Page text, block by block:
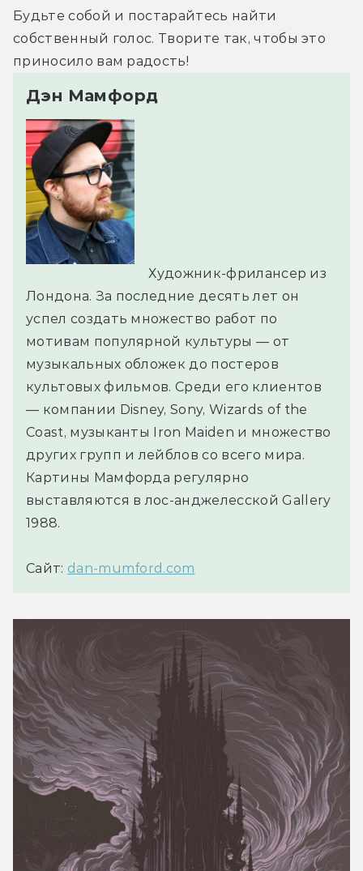
Будьте собой и постарайтесь найти
собственный голос. Творите так, чтобы это
приносило вам радость!
Дэн Мамфорд
Художник-фрилансер из
Лондона. За последние десять лет он
успел создать множество работ по
мотивам популярной культуры — от
музыкальных обложек до постеров
культовых фильмов. Среди его клиентов
— компании Disney, Sony, Wizards of the
Coast, музыканты Iron Maiden и множество
других групп и лейблов со всего мира.
Картины Мамфорда регулярно
выставляются в лос-анджелесской Gallery
1988.
Сайт: dan-mumford.com